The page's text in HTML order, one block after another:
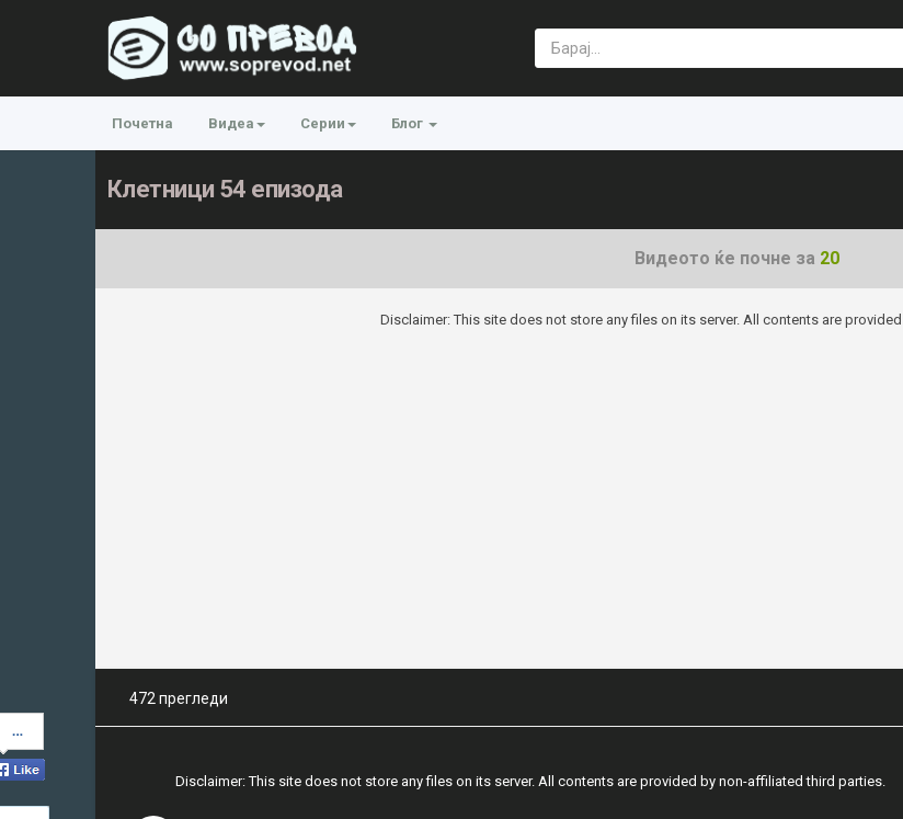
Почетна Видеа Серии Блог
Клетници 54 епизода
Видеото ќе почне за 20
Disclaimer: This site does not store any files on its server. All contents are
on
Facebook
472 прегледи
Disclaimer: This site does not store any files on its server. All contents are provided by non-affiliated third parties.